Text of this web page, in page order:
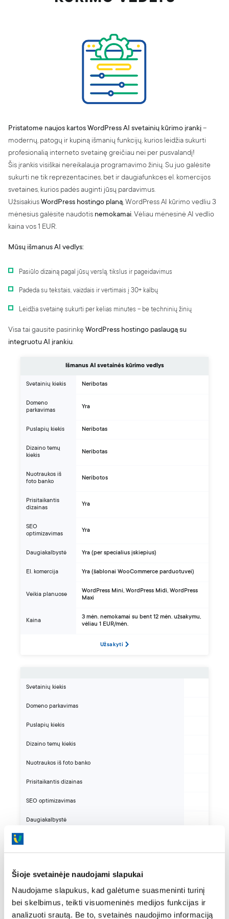
Šioje svetainėje naudojami slapukai
Naudojame slapukus, kad galėtume suasmeninti turinį
bei skelbimus, teikti visuomeninės medijos funkcijas ir
analizuoti srautą. Be to, svetainės naudojimo informaciją
Skaitmeninių paslaugų aktas (DSA)
Pristatome naujos kartos WordPress AI svetainių kūrimo įrankį–
modernų, patogų ir kupiną išmanių funkcijų, kurios leidžia sukurti
profesionalią interneto svetainę greičiau nei per pusvalandį!
Šis įrankis visiškai nereikalauja programavimo žinių. Su juo galėsite
sukurti ne tik reprezentacines, bet ir daugiafunkces el. komercijos
svetaines, kurios padės auginti jūsų pardavimus.
UžsisakiusWordPress hostingo planą, WordPress AI kūrimo vedliu 3
mėnesius galėsite naudotis nemokamai. Vėliau mėnesinė AI vedlio
kaina vos 1 EUR.
Mūsų išmanus AI vedlys:
Pasiūlo dizainą pagal jūsų verslą, tikslus ir pageidavimus
Padeda su tekstais, vaizdais ir vertimais į 30+ kalbų
Leidžia svetainę sukurti per kelias minutes – be techninių žinių
Visa tai gausite pasirinkę WordPress hostingo paslaugą su
integruotu AI įrankiu.
Išmanus AI svetainės kūrimo vedlys
Svetainių kiekis Neribotas
Domeno
parkavimas
Yra
Puslapių kiekis Neribotas
Dizaino temų
kiekis
Neribotas
Nuotraukos iš
foto banko
Neribotos
Prisitaikantis
dizainas
Yra
SEO
optimizavimas
Yra
Daugiakalbystė Yra (per specialius įskiepius)
El. komercija Yra (šablonai WooCommerce parduotuvei)
Veikia planuose
WordPress Mini, WordPress Midi, WordPress
Maxi
Kaina
3 mėn. nemokamai su bent 12 mėn. užsakymu,
vėliau 1 EUR/mėn.
Užsakyti
Svetainių kiekis
Domeno parkavimas
Puslapių kiekis
Dizaino temų kiekis
Nuotraukos iš foto banko
Prisitaikantis dizainas
SEO optimizavimas
Daugiakalbystė
Kaina